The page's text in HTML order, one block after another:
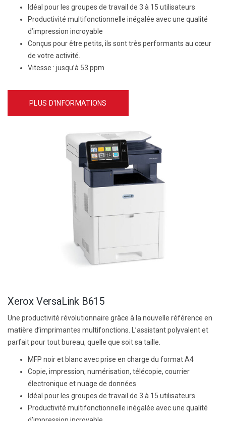
Idéal pour les groupes de travail de 3 à 15 utilisateurs
Productivité multifonctionnelle inégalée avec une qualité
d’impression incroyable
Conçus pour être petits, ils sont très performants au cœur
de votre activité.
Vitesse : jusqu’à 53 ppm
PLUS D'INFORMATIONS
Xerox VersaLink B615
Une productivité révolutionnaire grâce à la nouvelle référence en
matière d’imprimantes multifonctions. L’assistant polyvalent et
parfait pour tout bureau, quelle que soit sa taille.
MFP noir et blanc avec prise en charge du format A4
Copie, impression, numérisation, télécopie, courrier
électronique et nuage de données
Idéal pour les groupes de travail de 3 à 15 utilisateurs
Productivité multifonctionnelle inégalée avec une qualité